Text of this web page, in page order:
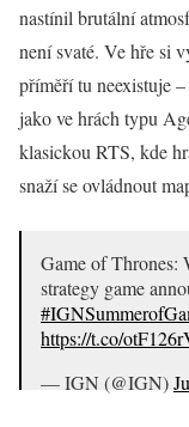
nastínil brutální
není svaté. Ve hře si
příměří tu neexistuje
jako ve hrách typu
klasickou RTS, kde
snaží se ovládnout
Game of Thrones:
strategy game
https://t.co/
— IGN (@IGN)